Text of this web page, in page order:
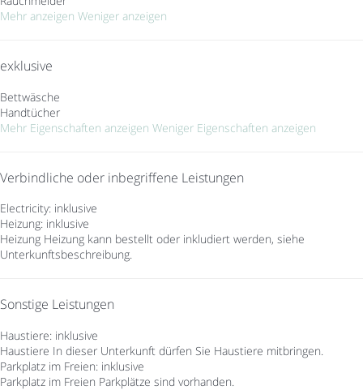
Mehr anzeigen Weniger anzeigen
exklusive
Bettwäsche
Handtücher
Mehr Eigenschaften anzeigen Weniger Eigenschaften anzeigen
Verbindliche oder inbegriffene Leistungen
Electricity: inklusive
Heizung: inklusive
Heizung Heizung kann bestellt oder inkludiert werden, siehe
Unterkunftsbeschreibung.
Sonstige Leistungen
Haustiere: inklusive
Haustiere In dieser Unterkunft dürfen Sie Haustiere mitbringen.
Parkplatz im Freien: inklusive
Parkplatz im Freien Parkplätze sind vorhanden.